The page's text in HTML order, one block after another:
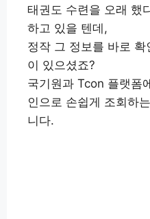
태권도 수련을 오래 했
하고 있을 텐데,
정작 그 정보를 바로
이 있으셨죠?
국기원과 Tcon 플랫폼
인으로 손쉽게 조회하
니다.